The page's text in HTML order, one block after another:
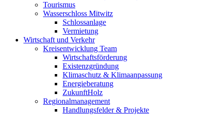
Tourismus
Wasserschloss Mitwitz
Schlossanlage
Vermietung
Wirtschaft und Verkehr
Kreisentwicklung Team
Wirtschaftsförderung
Existenzgründung
Klimaschutz & Klimaanpassung
Energieberatung
ZukunftHolz
Regionalmanagement
Handlungsfelder & Projekte